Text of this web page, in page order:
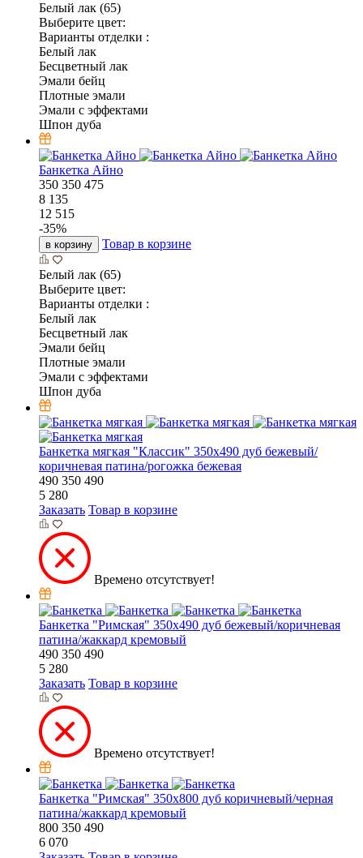
Белый лак (65)
Выберите цвет:
Варианты отделки :
Белый лак
Бесцветный лак
Эмали бейц
Плотные эмали
Эмали с эффектами
Шпон дуба
Банкетка Айно
350 350 475
8 135
12 515
-35%
в корзину Товар в корзине
Белый лак (65)
Выберите цвет:
Варианты отделки :
Белый лак
Бесцветный лак
Эмали бейц
Плотные эмали
Эмали с эффектами
Шпон дуба
Банкетка мягкая "Классик" 350х490 дуб бежевый/
коричневая патина/рогожка бежевая
490 350 490
5 280
Заказать Товар в корзине
Времено отсутствует!
Банкетка "Римская" 350х490 дуб бежевый/коричневая
патина/жаккард кремовый
490 350 490
5 280
Заказать Товар в корзине
Времено отсутствует!
Банкетка "Римская" 350х800 дуб коричневый/черная
патина/жаккард кремовый
800 350 490
6 070